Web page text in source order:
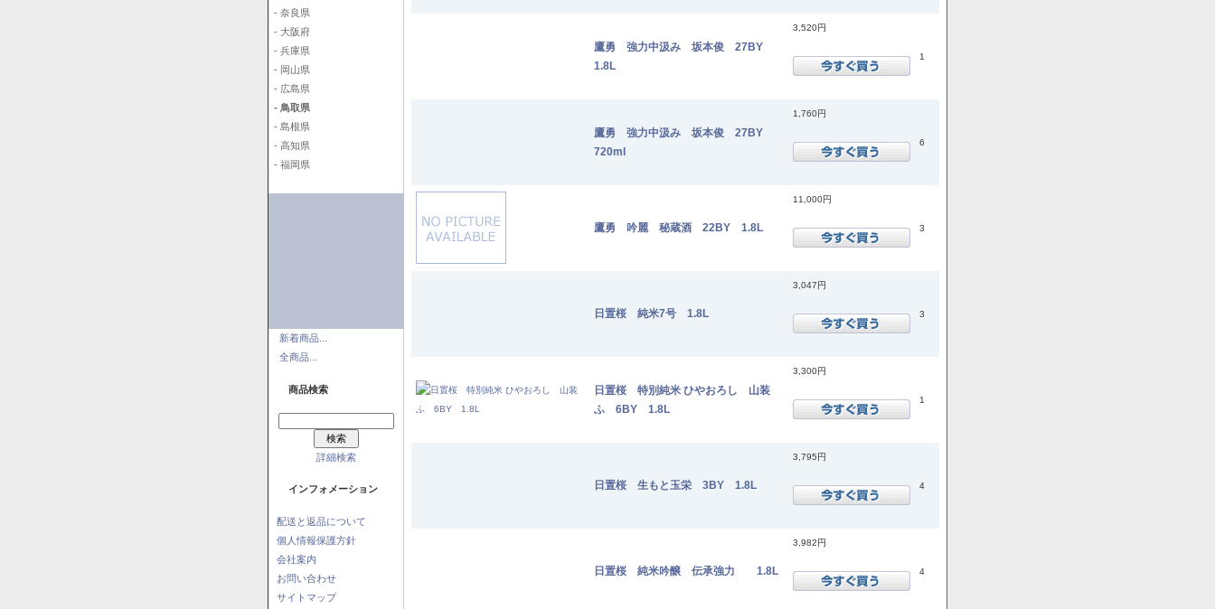
- 奈良県
- 大阪府
- 兵庫県
- 岡山県
- 広島県
- 鳥取県
- 島根県
- 高知県
- 福岡県
新着商品...
全商品...
商品検索
詳細検索
インフォメーション
配送と返品について
個人情報保護方針
会社案内
お問い合わせ
サイトマップ
鷹勇 強力中汲み 坂本俊 27BY
1.8L
3,520円
1
鷹勇 強力中汲み 坂本俊 27BY
720ml
1,760円
6
鷹勇 吟麗 秘蔵酒 22BY 1.8L
11,000円
3
日置桜 純米7号 1.8L
3,047円
3
日置桜 特別純米 ひやおろし 山装
ふ 6BY 1.8L
3,300円
1
日置桜 生もと玉栄 3BY 1.8L
3,795円
4
日置桜 純米吟醸 伝承強力 1.8L
3,982円
4